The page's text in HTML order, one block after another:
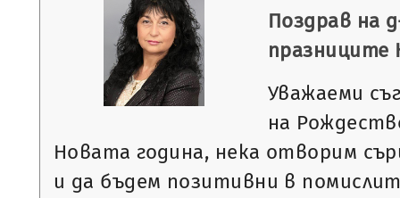
Поздрав на
празниците
Уважаеми
на
Новата година, нека отворим
и да бъдем позитивни в